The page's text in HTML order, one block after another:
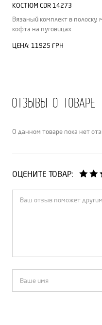
КОСТЮМ CDR 14273
Вязаный комплект в полоску,
кофта на пуговицах
ЦЕНА: 11925 ГРН
ОТЗЫВЫ О ТОВАРЕ
О данном товаре пока нет
ОЦЕНИТЕ ТОВАР: